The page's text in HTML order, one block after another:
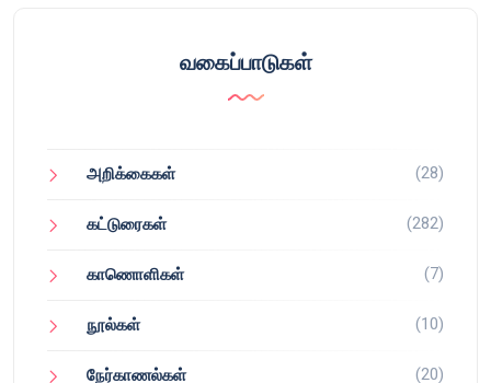
வகைப்பாடுகள்
அறிக்கைகள் (28)
கட்டுரைகள் (282)
காணொளிகள் (7)
நூல்கள் (10)
நேர்காணல்கள் (20)